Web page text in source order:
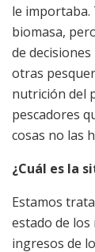
le importaba.
biomasa,
de
otras
nutrición del
pescadores
cosas no las
¿Cuál es la
Estamos
estado de
ingresos de